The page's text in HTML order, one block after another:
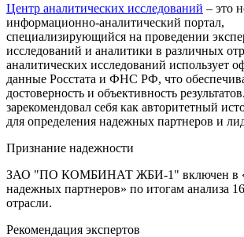
Центр аналитических исследований – это
информационно-аналитический портал,
специализирующийся на проведении
исследований и аналитики в различных
аналитических исследований использует
данные Росстата и ФНС РФ, что
достоверность и объективность
зарекомендовал себя как авторитетный
для определения надежных партнеров и
Признание надежности
ЗАО "ПО КОМБИНАТ ЖБИ-1" включен в
надежных партнеров» по итогам анализа
отрасли.
Рекомендация экспертов